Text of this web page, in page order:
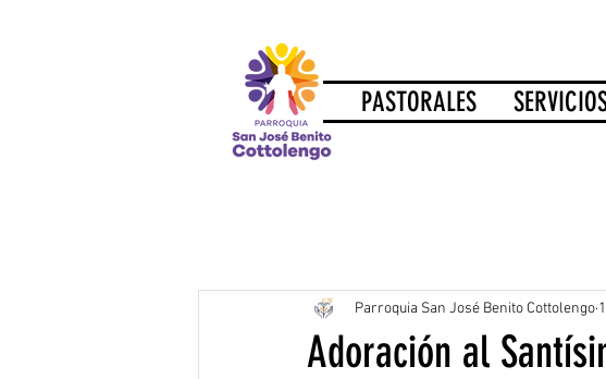
PASTORALES
Adoración al
Parroquia San José Benito Cottolengo